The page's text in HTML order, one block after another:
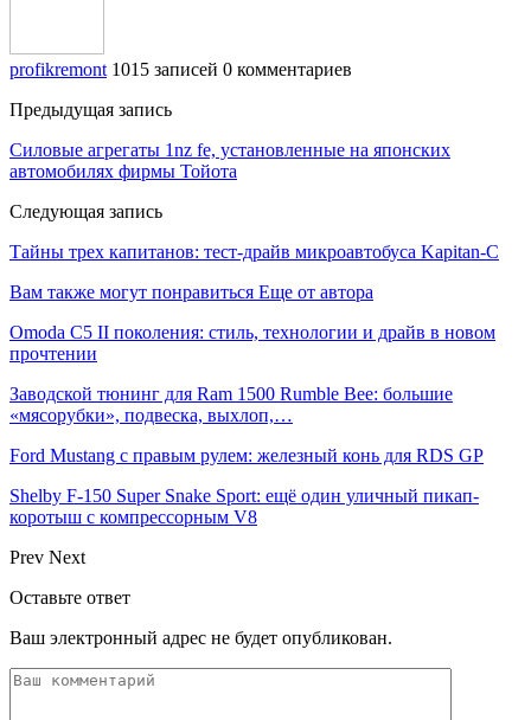
profikremont 1015 записей 0 комментариев
Предыдущая запись
Силовые агрегаты 1nz fe, установленные на японских
автомобилях фирмы Тойота
Следующая запись
Тайны трех капитанов: тест-драйв микроавтобуса Kapitan-C
Вам также могут понравиться Еще от автора
Omoda C5 II поколения: стиль, технологии и драйв в новом
прочтении
Заводской тюнинг для Ram 1500 Rumble Bee: большие
«мясорубки», подвеска, выхлоп,…
Ford Mustang с правым рулем: железный конь для RDS GP
Shelby F-150 Super Snake Sport: ещё один уличный пикап-
коротыш с компрессорным V8
Prev Next
Оставьте ответ
Ваш электронный адрес не будет опубликован.